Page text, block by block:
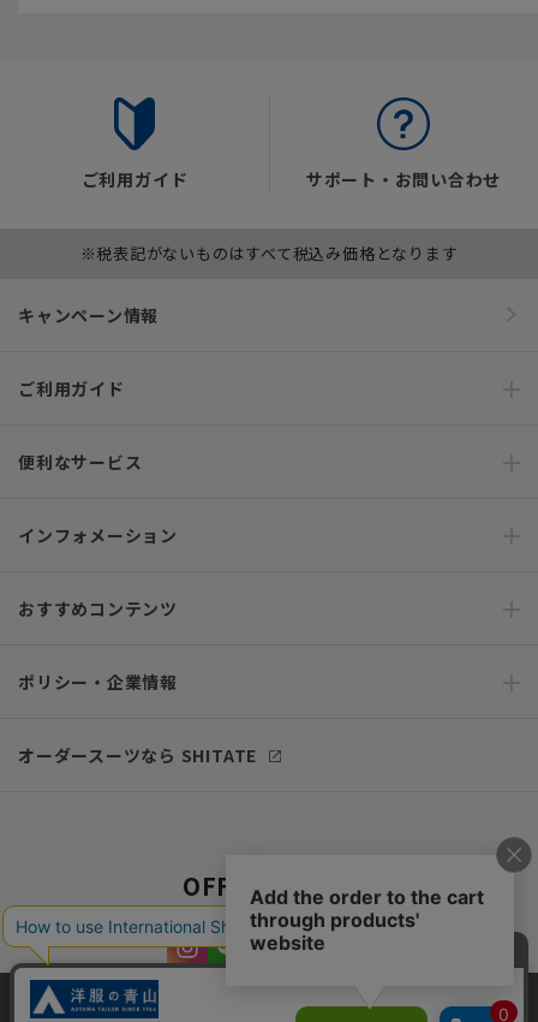
ご利用ガイド サポート・お問い合わせ
※税表記がないものはすべて税込み価格となります
キャンペーン情報
ご利用ガイド
便利なサービス
インフォメーション
おすすめコンテンツ
ポリシー・企業情報
オーダースーツなら SHITATE
OFFICIAL SNS